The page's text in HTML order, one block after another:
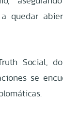
quedar
Social,
se